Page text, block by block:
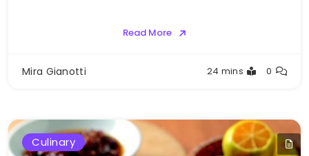
Read More
Mira Gianotti 24 mins 0
Culinary